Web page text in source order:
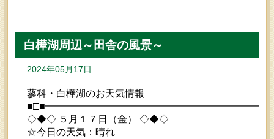
白樺湖周辺～田舎の風景～
2024年05月17日
蓼科・白樺湖のお天気情報
◇◆◇ ５月１７日（金） ◇◆◇
☆今日の天気：晴れ